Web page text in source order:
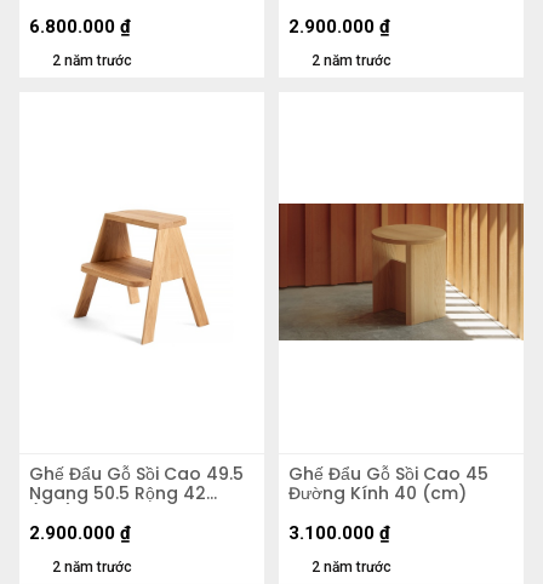
2 năm trước
6.800.000 ₫
2 năm trước
2.900.000 ₫
Ghế Đẩu Gỗ Sồi Cao 49.5
Ngang 50.5 Rộng 42
(cm)
2 năm trước
2.900.000 ₫
Ghế Đẩu Gỗ Sồi Cao 45
Đường Kính 40 (cm)
2 năm trước
3.100.000 ₫